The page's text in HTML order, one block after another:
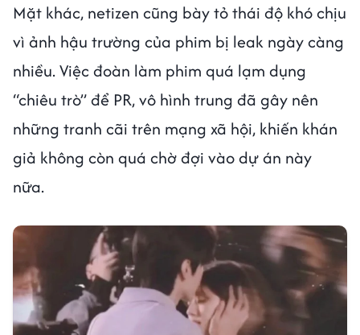
Mặt khác, netizen cũng bày tỏ thái độ khó chịu
vì ảnh hậu trường của phim bị leak ngày càng
nhiều. Việc đoàn làm phim quá lạm dụng
“chiêu trò” để PR, vô hình trung đã gây nên
những tranh cãi trên mạng xã hội, khiến khán
giả không còn quá chờ đợi vào dự án này
nữa.